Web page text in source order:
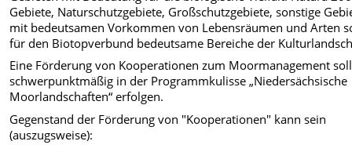
Gebiete, Naturschutzgebiete, Großschutzgebiete, sonstige
mit bedeutsamen Vorkommen von Lebensräumen und Arten
für den Biotopverbund bedeutsame Bereiche der
Eine Förderung von Kooperationen zum Moormanagement soll
schwerpunktmäßig in der Programmkulisse „Niedersächsische
Moorlandschaften“ erfolgen.
Gegenstand der Förderung von "Kooperationen" kann sein
(auszugsweise):